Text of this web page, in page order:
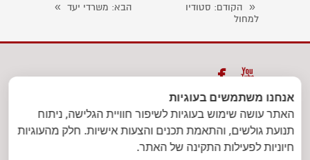
« הקודם: סטודיו
למחול
הבא: משרדי יעד »

ת.ד. 39833 תל אביב יפו מיקוד
6139702
| טלפון: 03-7301471 | פקס:
1533-7305302
אנחנו משתמשים בעוגיות
האתר עושה שימוש בעוגיות לשיפור חוויית הגלישה, ניתוח
תנועת גולשים, והתאמת תכנים והצעות אישיות. חלק מהעוגיות
חיוניות לפעילות התקינה של האתר.